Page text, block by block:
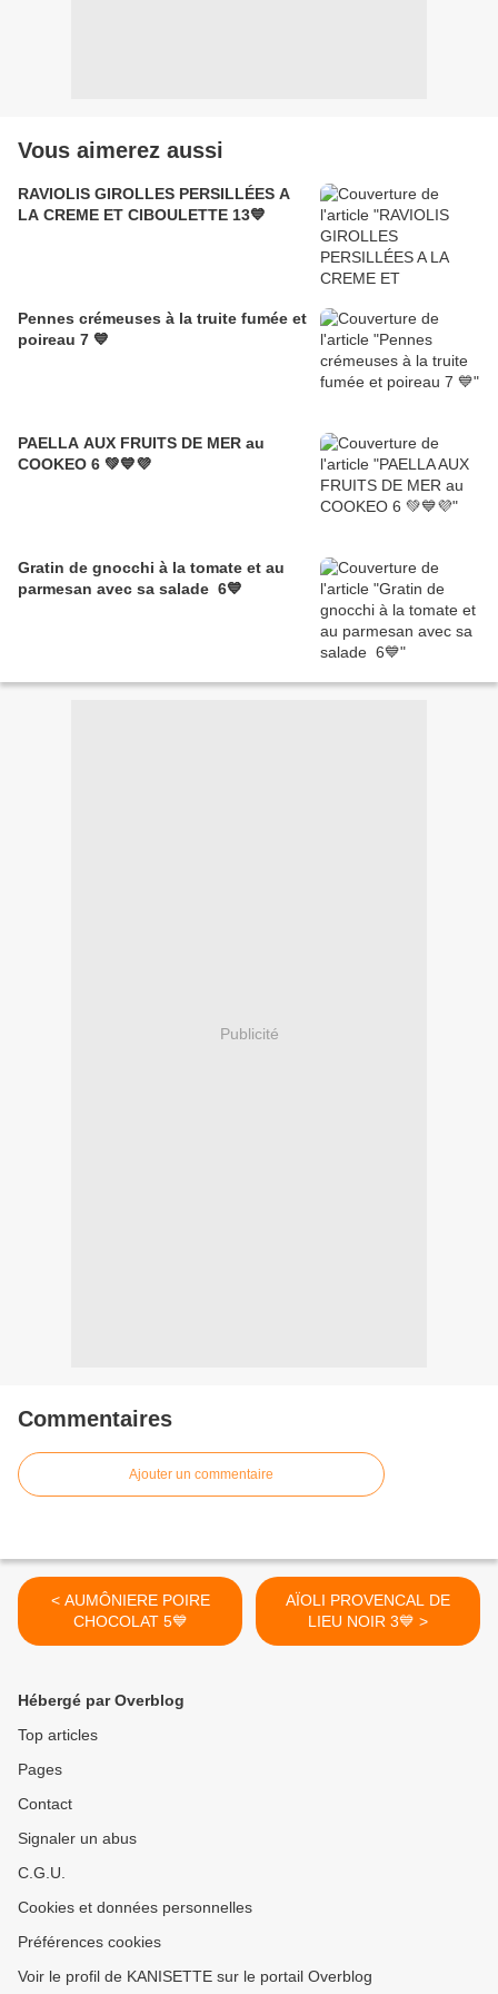
Vous aimerez aussi
RAVIOLIS GIROLLES PERSILLÉES A
LA CREME ET CIBOULETTE 13💙
Pennes crémeuses à la truite fumée et
poireau 7 💙
PAELLA AUX FRUITS DE MER au
COOKEO 6 💚💙💜
Gratin de gnocchi à la tomate et au
parmesan avec sa salade 6💙
Publicité
Commentaires
Ajouter un commentaire
< AUMÔNIERE POIRE
CHOCOLAT 5💙
AÏOLI PROVENCAL DE
LIEU NOIR 3💙 >
Hébergé par Overblog
Top articles
Pages
Contact
Signaler un abus
C.G.U.
Cookies et données personnelles
Préférences cookies
Voir le profil de KANISETTE sur le portail Overblog